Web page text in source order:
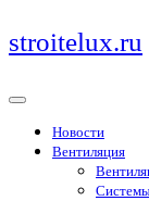
Перейти
к
stroitelux.ru
Новости
Вентиляция